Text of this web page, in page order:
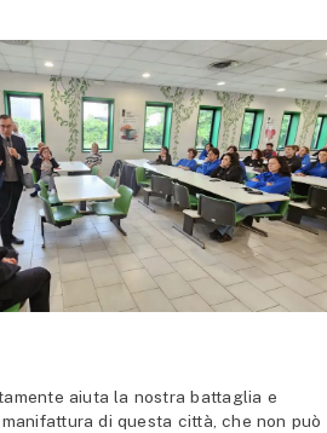
aiuta la nostra battaglia e
di questa città, che non può